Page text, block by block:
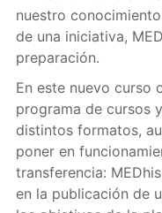
nuestro
de una iniciativa,
preparación.
En este nuevo curso
programa de cursos
distintos formatos,
poner en
transferencia:
en la publicación de